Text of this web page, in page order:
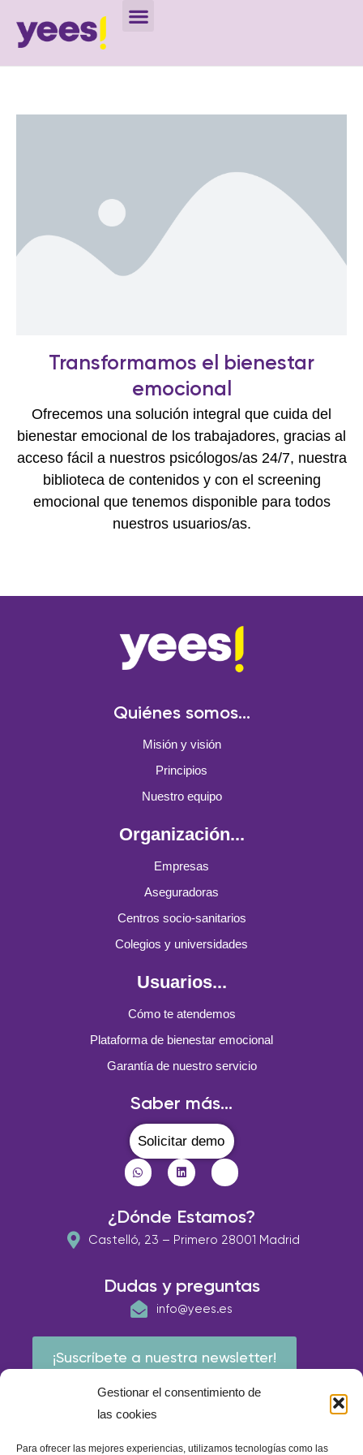
Gestionar el consentimiento de
las cookies
Para ofrecer las mejores experiencias, utilizamos tecnologías como las
Transformamos el bienestar
emocional
Ofrecemos una solución integral que cuida del
bienestar emocional de los trabajadores, gracias al
acceso fácil a nuestros psicólogos/as 24/7, nuestra
biblioteca de contenidos y con el screening
emocional que tenemos disponible para todos
nuestros usuarios/as.
Quiénes somos...
Misión y visión
Principios
Nuestro equipo
Organización...
Empresas
Aseguradoras
Centros socio-sanitarios
Colegios y universidades
Usuarios...
Cómo te atendemos
Plataforma de bienestar emocional
Garantía de nuestro servicio
Saber más...
Solicitar demo
¿Dónde Estamos?
Castelló, 23 – Primero 28001 Madrid
Dudas y preguntas
info@yees.es
¡Suscríbete a nuestra newsletter!